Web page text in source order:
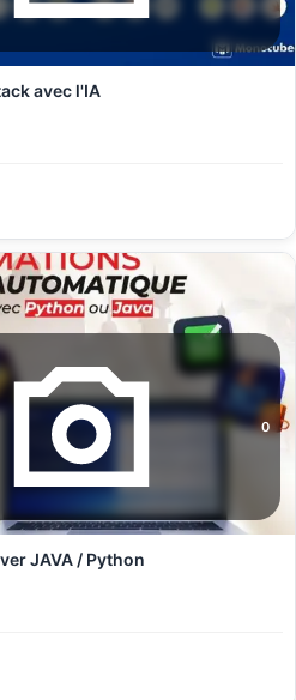
avec l'IA
0
JAVA / Python